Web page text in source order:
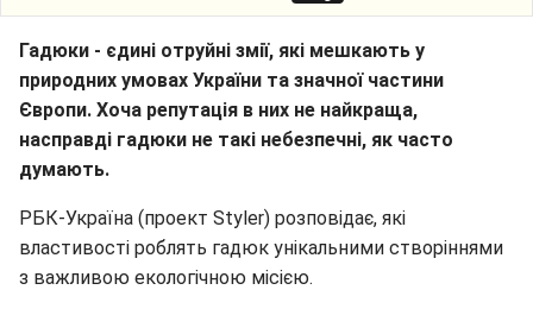
Гадюки - єдині отруйні змії, які мешкають у
природних умовах України та значної частини
Європи. Хоча репутація в них не найкраща,
насправді гадюки не такі небезпечні, як часто
думають.
РБК-Україна (проект Styler) розповідає, які
властивості роблять гадюк унікальними створіннями
з важливою екологічною місією.